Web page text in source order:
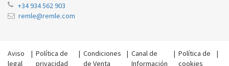
+34 934 562 903
remle@remle.com
Aviso
legal
| Política de
privacidad
|Condiciones
de Venta
|Canal de
Información
| Política de
cookies
|